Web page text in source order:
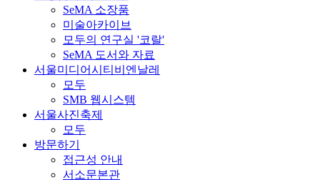
SeMA 소장품
미술아카이브
모두의 연구실 '코랄'
SeMA 도서와 자료
서울미디어시티비엔날레
모두
SMB 웹시스템
서울사진축제
모두
방문하기
접근성 안내
서소문본관